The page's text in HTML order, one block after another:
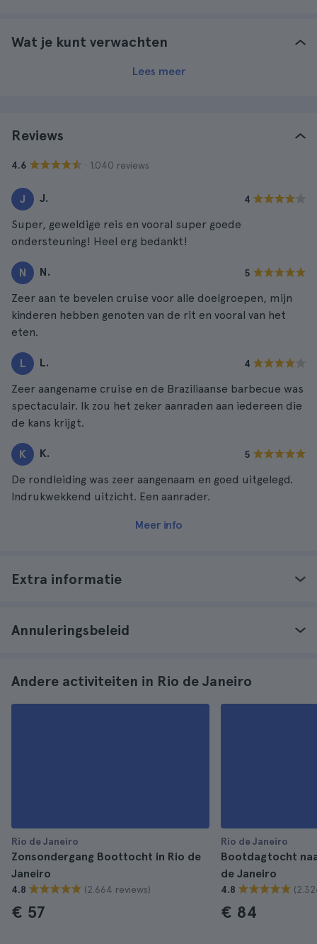
Wat je kunt verwachten
Lees meer
Reviews
4.6 · 1.040 reviews
J J. 4
Super, geweldige reis en vooral super goede
ondersteuning! Heel erg bedankt!
N N. 5
Zeer aan te bevelen cruise voor alle doelgroepen, mijn
kinderen hebben genoten van de rit en vooral van het
eten.
L L. 4
Zeer aangename cruise en de Braziliaanse barbecue was
spectaculair. Ik zou het zeker aanraden aan iedereen die
de kans krijgt.
K K. 5
De rondleiding was zeer aangenaam en goed uitgelegd.
Indrukwekkend uitzicht. Een aanrader.
Meer info
Extra informatie
Annuleringsbeleid
Andere activiteiten in Rio de Janeiro
Rio de Janeiro
Zonsondergang Boottocht in Rio de
Janeiro
4.8 (2.664 reviews)
€ 57
Rio de Janeiro
Bootdagtocht
de Janeiro
4.8
€ 84